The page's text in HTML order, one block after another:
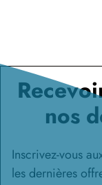
nos
Inscrivez-vous
les dernières